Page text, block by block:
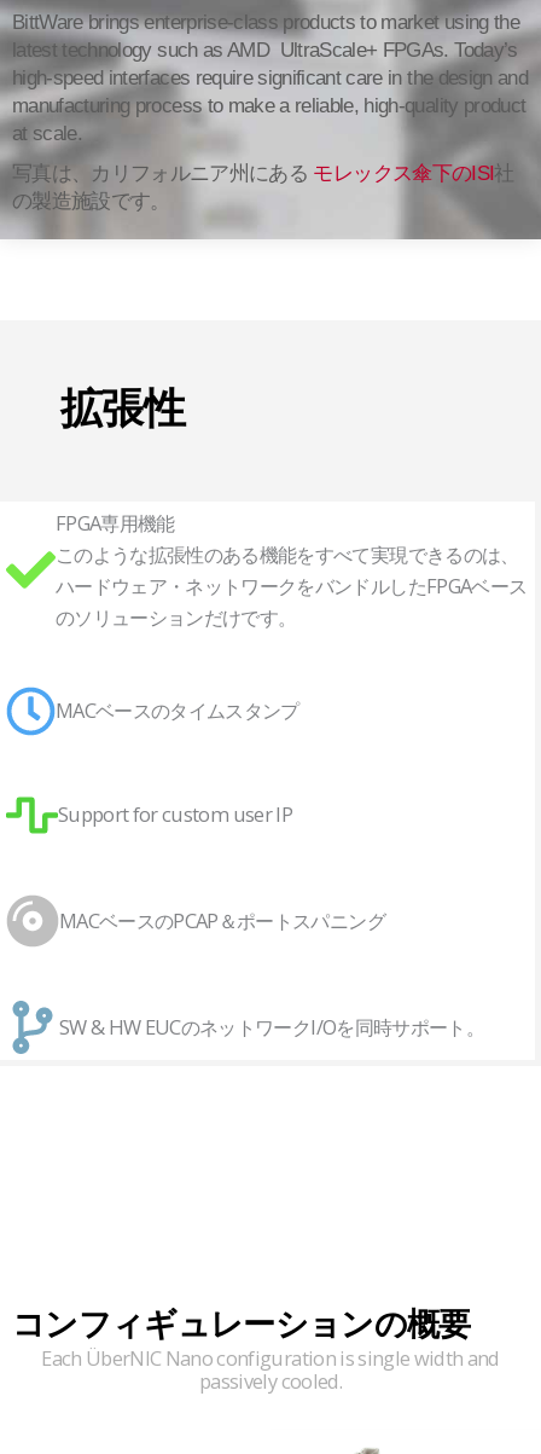
BittWare brings enterprise-class products to market using the
latest technology such as AMD UltraScale+ FPGAs. Today’s
high-speed interfaces require significant care in the design and
manufacturing process to make a reliable, high-quality product
at scale.
写真は、カリフォルニア州にある モレックス傘下のISI社
の製造施設です。
拡張性
FPGA専用機能
このような拡張性のある機能をすべて実現できるのは、
ハードウェア・ネットワークをバンドルしたFPGAベース
のソリューションだけです。
MACベースのタイムスタンプ
Support for custom user IP
MACベースのPCAP＆ポートスパニング
SW & HW EUCのネットワークI/Oを同時サポート。
コンフィギュレーションの概要
Each ÜberNIC Nano configuration is single width and
passively cooled.